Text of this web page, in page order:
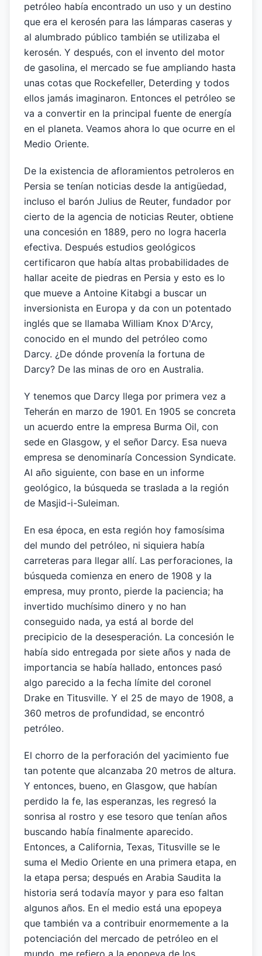
petróleo había encontrado un uso y un destino
que era el kerosén para las lámparas caseras y
al alumbrado público también se utilizaba el
kerosén. Y después, con el invento del motor
de gasolina, el mercado se fue ampliando hasta
unas cotas que Rockefeller, Deterding y todos
ellos jamás imaginaron. Entonces el petróleo se
va a convertir en la principal fuente de energía
en el planeta. Veamos ahora lo que ocurre en el
Medio Oriente.
De la existencia de afloramientos petroleros en
Persia se tenían noticias desde la antigüedad,
incluso el barón Julius de Reuter, fundador por
cierto de la agencia de noticias Reuter, obtiene
una concesión en 1889, pero no logra hacerla
efectiva. Después estudios geológicos
certificaron que había altas probabilidades de
hallar aceite de piedras en Persia y esto es lo
que mueve a Antoine Kitabgi a buscar un
inversionista en Europa y da con un potentado
inglés que se llamaba William Knox D'Arcy,
conocido en el mundo del petróleo como
Darcy. ¿De dónde provenía la fortuna de
Darcy? De las minas de oro en Australia.
Y tenemos que Darcy llega por primera vez a
Teherán en marzo de 1901. En 1905 se concreta
un acuerdo entre la empresa Burma Oil, con
sede en Glasgow, y el señor Darcy. Esa nueva
empresa se denominaría Concession Syndicate.
Al año siguiente, con base en un informe
geológico, la búsqueda se traslada a la región
de Masjid-i-Suleiman.
En esa época, en esta región hoy famosísima
del mundo del petróleo, ni siquiera había
carreteras para llegar allí. Las perforaciones, la
búsqueda comienza en enero de 1908 y la
empresa, muy pronto, pierde la paciencia; ha
invertido muchísimo dinero y no han
conseguido nada, ya está al borde del
precipicio de la desesperación. La concesión le
había sido entregada por siete años y nada de
importancia se había hallado, entonces pasó
algo parecido a la fecha límite del coronel
Drake en Titusville. Y el 25 de mayo de 1908, a
360 metros de profundidad, se encontró
petróleo.
El chorro de la perforación del yacimiento fue
tan potente que alcanzaba 20 metros de altura.
Y entonces, bueno, en Glasgow, que habían
perdido la fe, las esperanzas, les regresó la
sonrisa al rostro y ese tesoro que tenían años
buscando había finalmente aparecido.
Entonces, a California, Texas, Titusville se le
suma el Medio Oriente en una primera etapa, en
la etapa persa; después en Arabia Saudita la
historia será todavía mayor y para eso faltan
algunos años. En el medio está una epopeya
que también va a contribuir enormemente a la
potenciación del mercado de petróleo en el
mundo, me refiero a la epopeya de los